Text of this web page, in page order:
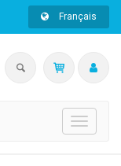
Français
Toggle